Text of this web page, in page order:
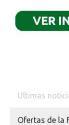
Ultimas
Ofertas de la